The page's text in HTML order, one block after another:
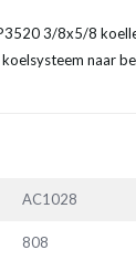
3/8x5/8
naar
AC1028
808